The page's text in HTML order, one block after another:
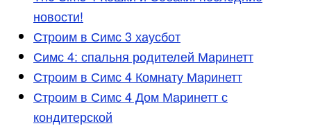
новости!
Строим в Симс 3 хаусбот
Симс 4: спальня родителей Маринетт
Строим в Симс 4 Комнату Маринетт
Строим в Симс 4 Дом Маринетт с
кондитерской